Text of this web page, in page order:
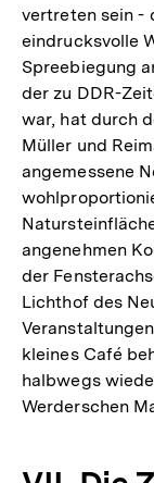
vertreten sein -
eindrucksvolle
Spreebiegung
der zu DDR-
war, hat durch
Müller und
angemessene
angenehmen
der
Lichthof des
kleines Café
halbwegs
Werderschen